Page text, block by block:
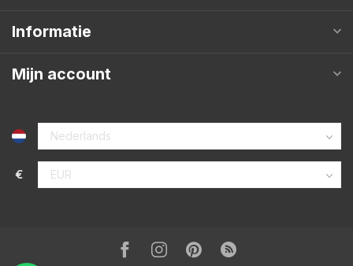
Informatie
Mijn account
€